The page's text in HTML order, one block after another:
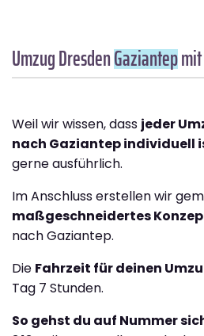
Umzug DresdenGaziantep
Weil wir wissen, dass jeder
nach Gaziantep individuell
gerne ausführlich.
Im Anschluss erstellen wir
maßgeschneidertes
nach Gaziantep.
Die Fahrzeit für deinen
Tag 7 Stunden.
So gehst du auf Nummer